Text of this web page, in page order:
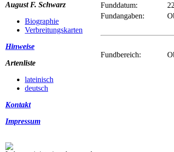
August F. Schwarz
Biographie
Verbreitungskarten
Hinweise
Artenliste
lateinisch
deutsch
Kontakt
Impressum
Funddatum:
Fundangaben:
Fundbereich: